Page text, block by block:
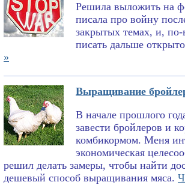
Решила выложить на
писала про войну
закрытых темах, и,
писать дальше
»
Выращивание
В начале прошлого
завести бройлеров и
комбикормом. Меня
экономическая
решил делать замеры, чтобы найти
дешевый способ выращивания мяса.